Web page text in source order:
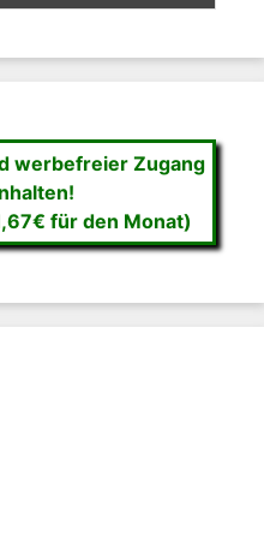
werbefreier Zugang
für den Monat)